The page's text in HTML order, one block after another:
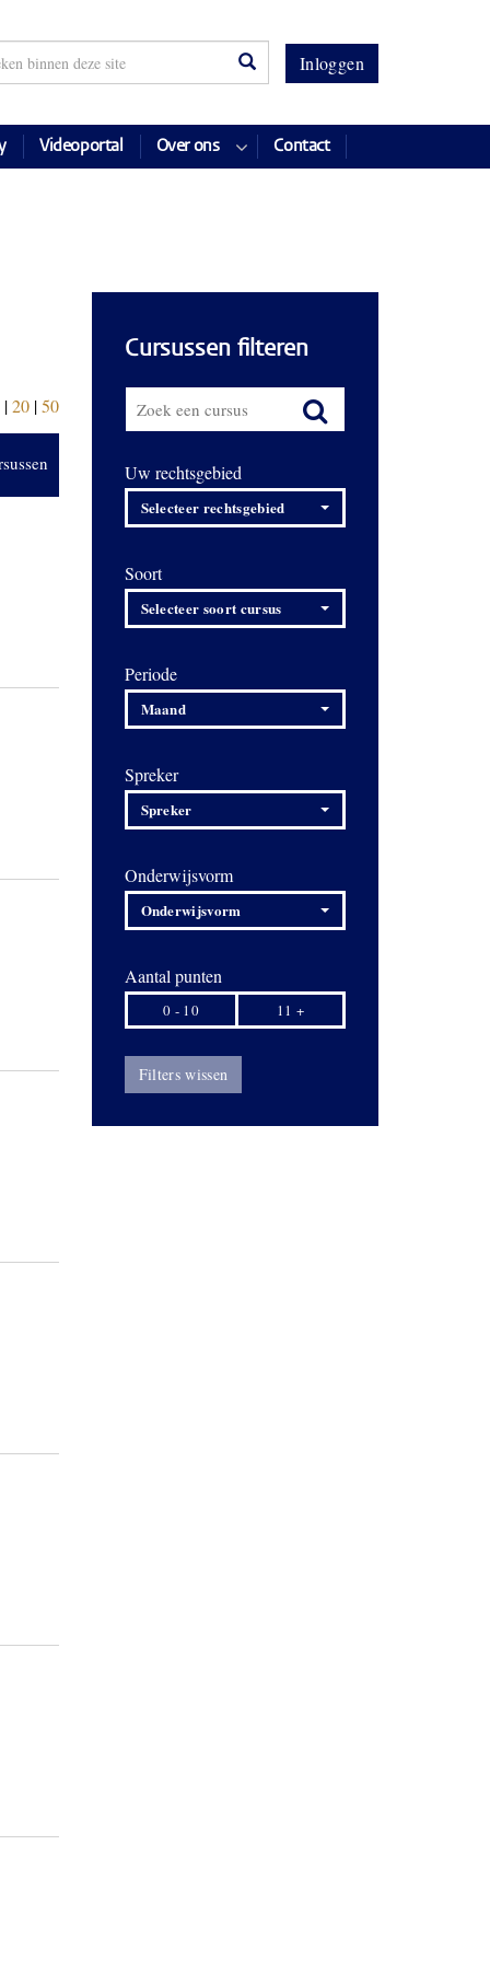
Inloggen
Videoportal Over ons Contact
|20|50
Cursussen filteren
Uw rechtsgebied
Selecteer rechtsgebied
Soort
Selecteer soort cursus
Periode
Maand
Spreker
Spreker
Onderwijsvorm
Onderwijsvorm
Aantal punten
0 - 10 11 +
Filters wissen